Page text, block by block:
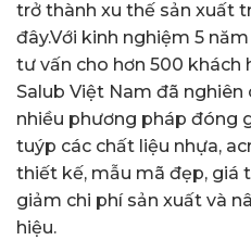
trở thành xu thế sản xuất
đây.Với kinh nghiệm 5
tư vấn cho hơn 500 khách
Salub Việt Nam đã
nhiều phương pháp đóng
tuýp các chất liệu nhựa,
thiết kế, mẫu mã đẹp, giá
giảm chi phí sản xuất và
hiệu.